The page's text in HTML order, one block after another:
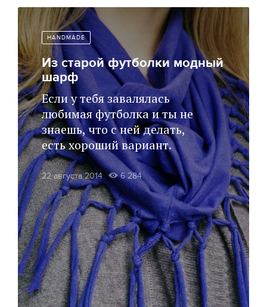
HANDMADE
Из старой футболки модный
шарф
Если у тебя завалялась
любимая футболка и ты не
знаешь, что с ней делать,
есть хороший вариант.
22 августа 2014 6 284